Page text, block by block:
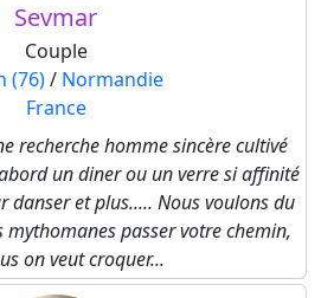
Sevmar
Couple
(76)/ Normandie
France
recherche homme sincère cultivé
un diner ou un verre si affinité
danser et plus..... Nous voulons du
mythomanes passer votre chemin,
on veut croquer...